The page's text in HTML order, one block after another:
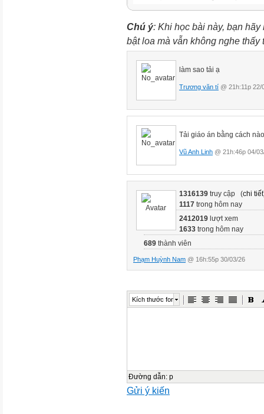
Chú ý: Khi học bài này, bạn
bật loa mà vẫn không nghe
làm sao tải ạ
Trương văn tí @ 21h:11p 22/
Tải giáo án bằng cách
Vũ Anh Linh @ 21h:46p 04/
1316139 truy cập (chi tiết
1117 trong hôm nay
2412019 lượt xem
1633 trong hôm nay
689 thành viên
Phạm Huỳnh Nam @ 16h:55p 30/03/26
Kích thước font
Đường dẫn: p
Gửi ý kiến